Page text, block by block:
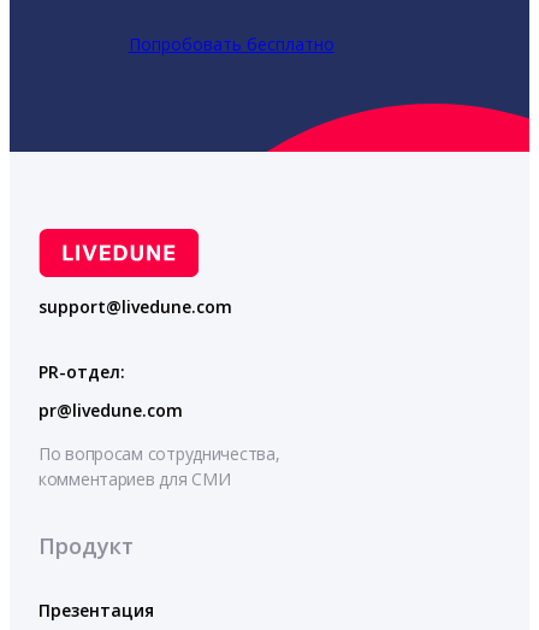
Попробовать бесплатно
support@livedune.com
PR-отдел:
pr@livedune.com
По вопросам сотрудничества,
комментариев для СМИ
Продукт
Презентация